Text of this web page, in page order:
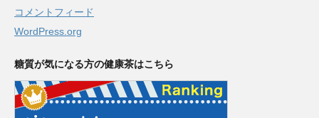
コメントフィード
WordPress.org
糖質が気になる方の健康茶はこちら